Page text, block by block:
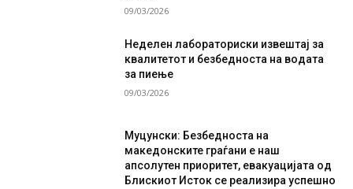
09/03/2026
Неделен лабораториски извештај за
квалитетот и безбедноста на водата
за пиење
09/03/2026
Муцунски: Безбедноста на
македонските граѓани е наш
апсолутен приоритет, евакуацијата од
Блискиот Исток се реализира успешно